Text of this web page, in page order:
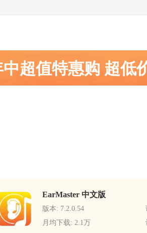
超值特惠购 超低
EarMaster 中文版
版本: 7.2.0.54
月均下载: 2.1万